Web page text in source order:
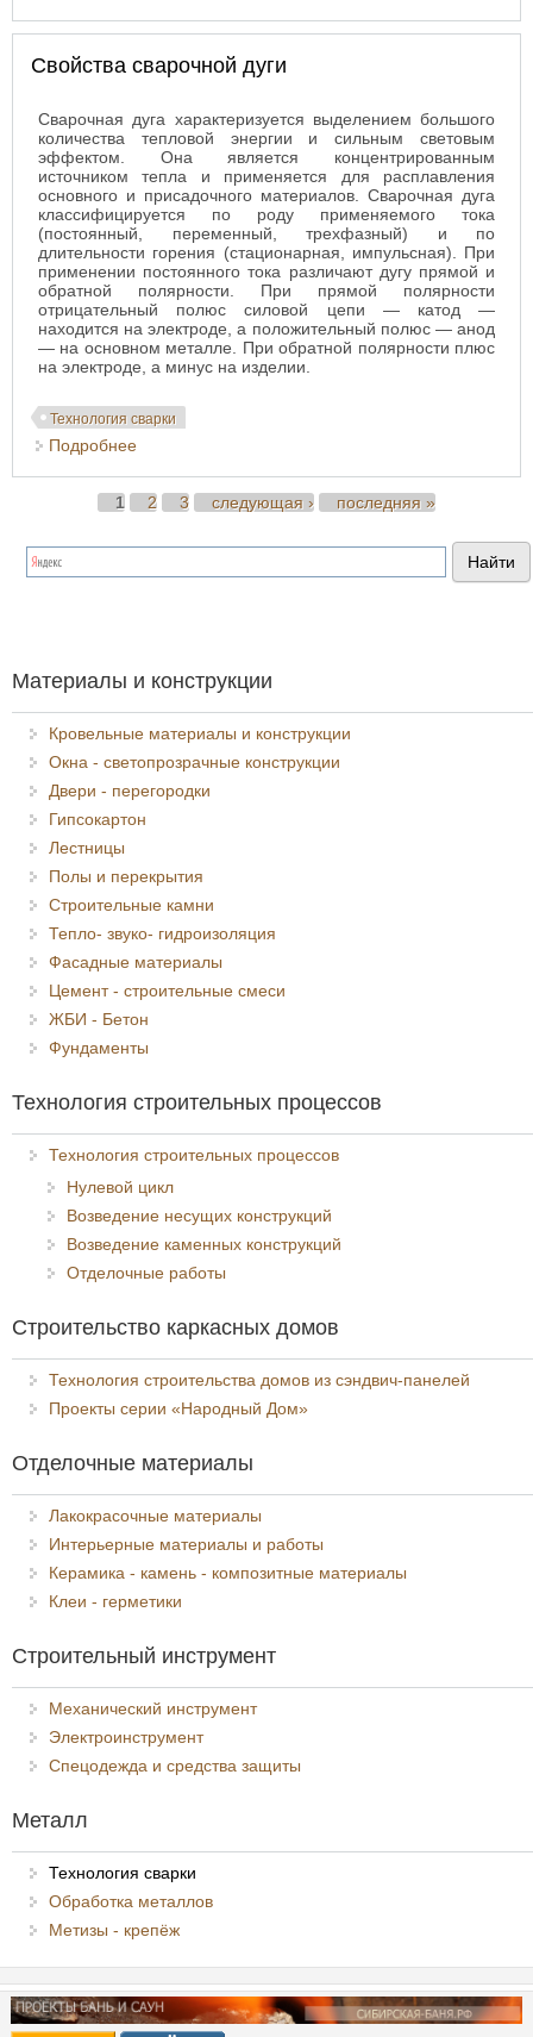
Свойства сварочной дуги
Сварочная дуга характеризуется выделением большого
количества тепловой энергии и сильным световым
эффектом. Она является концентрированным
источником тепла и применяется для расплавления
основного и присадочного материалов. Сварочная дуга
классифицируется по роду применяемого тока
(постоянный, переменный, трехфазный) и по
длительности горения (стационарная, импульсная). При
применении постоянного тока различают дугу прямой и
обратной полярности. При прямой полярности
отрицательный полюс силовой цепи — катод —
находится на электроде, а положительный полюс — анод
— на основном металле. При обратной полярности плюс
на электроде, а минус на изделии.
Технология сварки
Подробнее
1 2 3 следующая › последняя »
Материалы и конструкции
Кровельные материалы и конструкции
Окна - светопрозрачные конструкции
Двери - перегородки
Гипсокартон
Лестницы
Полы и перекрытия
Строительные камни
Тепло- звуко- гидроизоляция
Фасадные материалы
Цемент - строительные смеси
ЖБИ - Бетон
Фундаменты
Технология строительных процессов
Технология строительных процессов
Нулевой цикл
Возведение несущих конструкций
Возведение каменных конструкций
Отделочные работы
Строительство каркасных домов
Технология строительства домов из сэндвич-панелей
Проекты серии «Народный Дом»
Отделочные материалы
Лакокрасочные материалы
Интерьерные материалы и работы
Керамика - камень - композитные материалы
Клеи - герметики
Строительный инструмент
Механический инструмент
Электроинструмент
Спецодежда и средства защиты
Металл
Технология сварки
Обработка металлов
Метизы - крепёж